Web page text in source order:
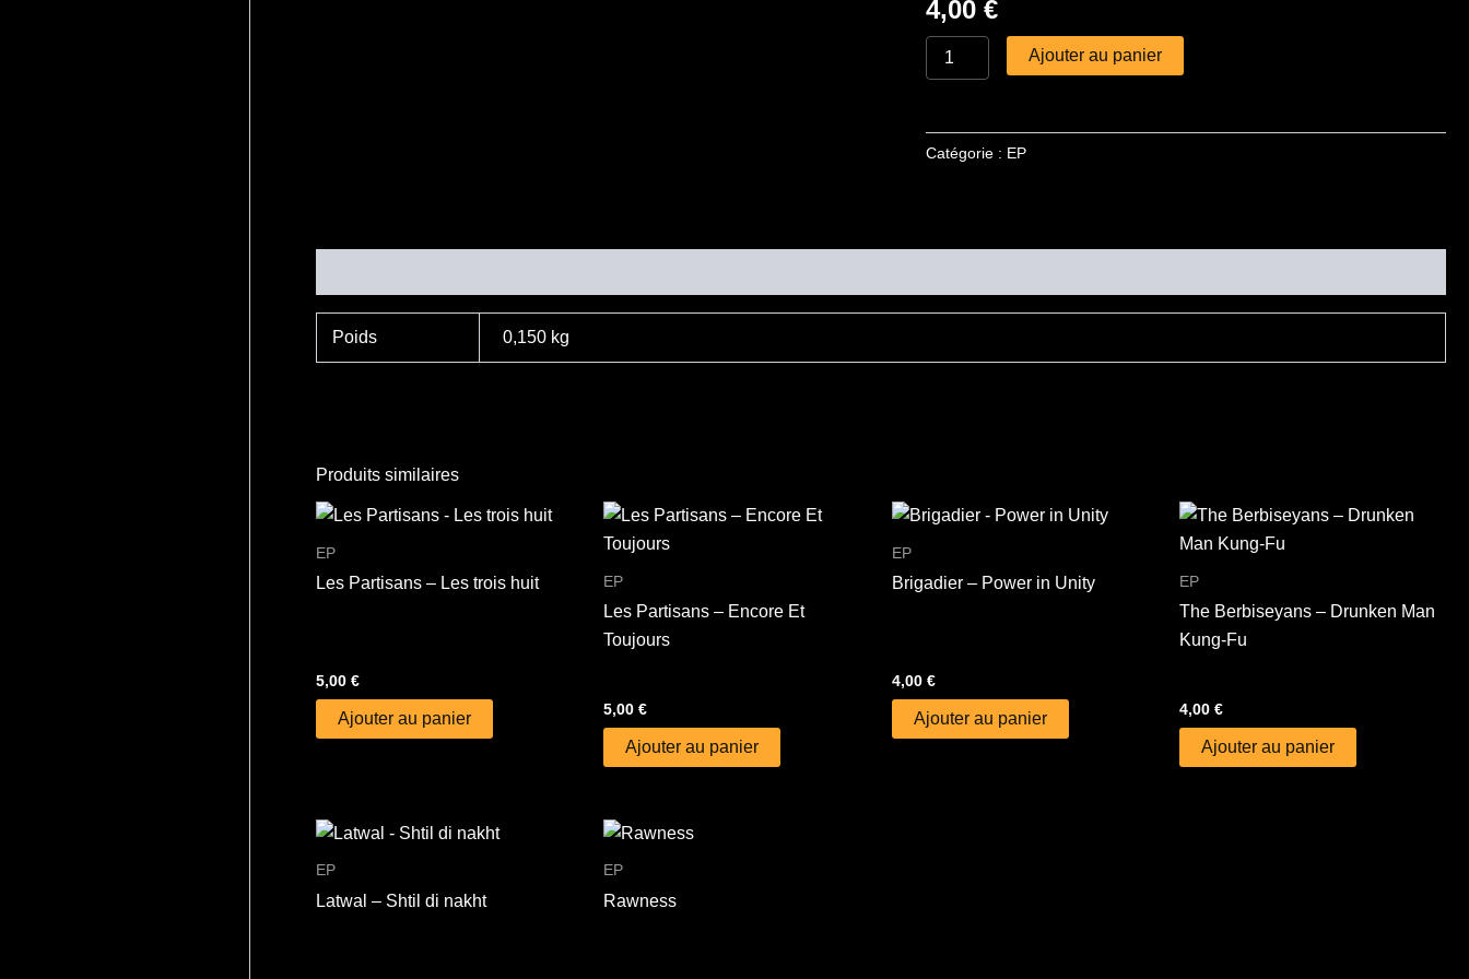
4,00€
nass
"
Ajouter au panier
Catégorie : EP
Poids 0,150 kg
Produits similaires
EP
Les Partisans – Les trois huit
5,00 €
Ajouter au panier
EP
Les Partisans – Encore Et
Toujours
5,00€
Ajouter au panier
EP
Brigadier – Power in Unity
4,00 €
Ajouter au panier
EP
The Berbiseyans – Drunken Man
Kung-Fu
4,00€
Ajouter au panier
EP
Latwal – Shtil di nakht
EP
Rawness